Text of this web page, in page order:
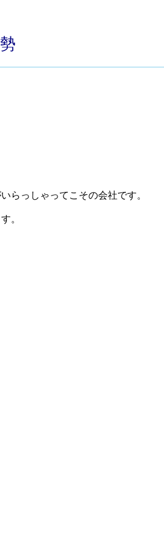
らっしゃってこその会社です。
。